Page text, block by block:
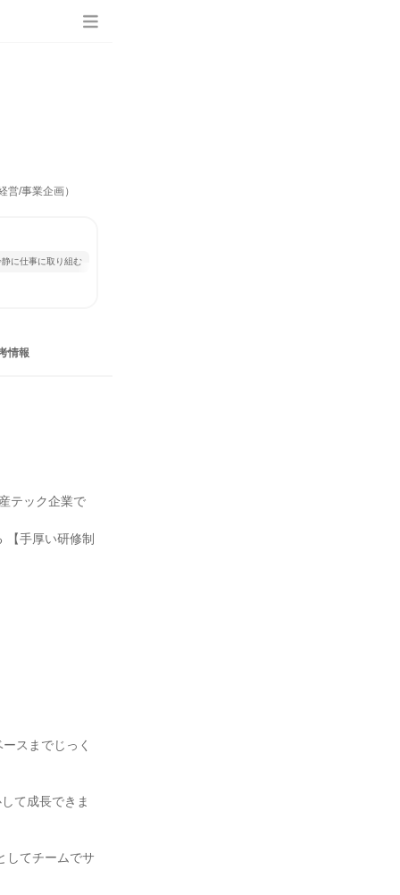
/事業企画）
静に仕事に取り組む
情報
テック企業で
【手厚い研修制
スまでじっく
て成長できま
してチームでサ